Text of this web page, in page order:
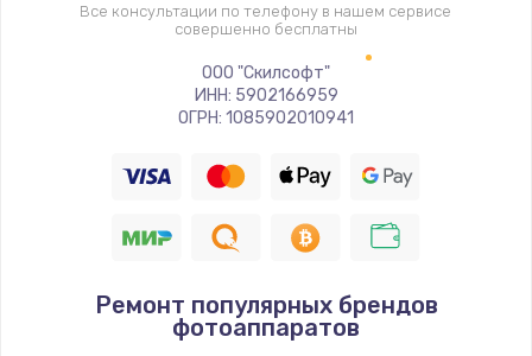
700 руб.
Заказать
Замена ТЭНа
Заказать
Замена шнура
Заказать
Все консультации по телефону в нашем сервисе
совершенно бесплатны
ООО "Скилсофт"
ИНН: 5902166959
ОГРН: 1085902010941
Ремонт популярных брендов
фотоаппаратов